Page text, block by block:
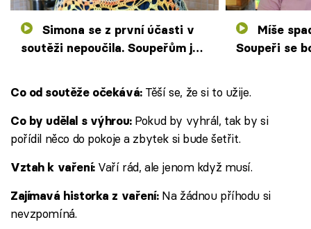
Simona se z první účasti v
soutěži nepoučila. Soupeřům je
Soupeři se
Co od soutěže očekává:Těší se, že si to užije.
Co by udělal s výhrou:Pokud by vyhrál, tak by si
pořídil něco do pokoje a zbytek si bude šetřit.
Vztah k vaření:Vaří rád, ale jenom když musí.
Zajímavá historka z vaření:Na žádnou příhodu si
nevzpomíná.